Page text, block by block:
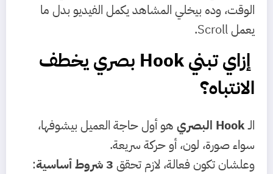
الوقت، وده بيخلي المشاهد يكمل الفيديو بدل ما
يعمل Scroll.
إزاي تبني Hook بصري يخطف
الانتباه؟
الـHook البصري
هو أول حاجة العميل بيشوفها،
سواء صورة، لون، أو حركة سريعة.
وعلشان تكون فعالة، لازم تحقق 3 شروط أساسية
: